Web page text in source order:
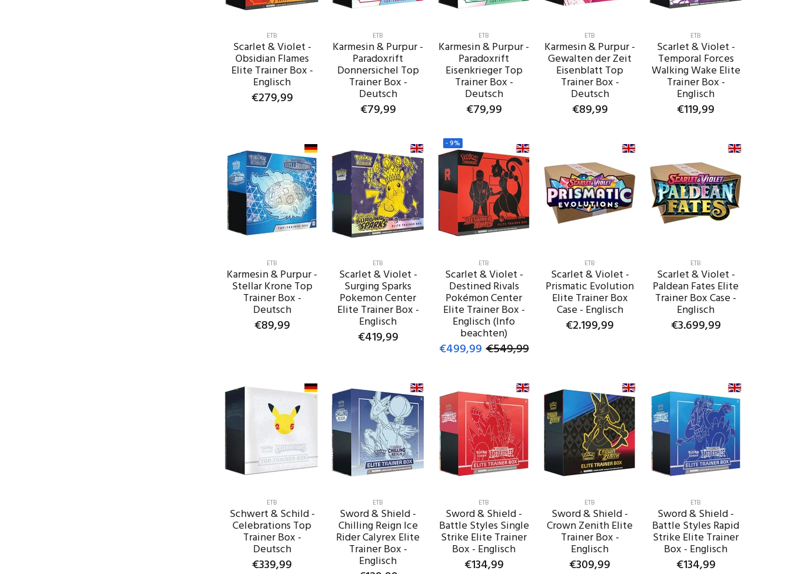
ETB
Scarlet & Violet -
Obsidian Flames
Elite Trainer Box -
Englisch
€279,99
ETB
Karmesin & Purpur -
Paradoxrift
Donnersichel Top
Trainer Box -
Deutsch
€79,99
ETB
Karmesin & Purpur -
Paradoxrift
Eisenkrieger Top
Trainer Box -
Deutsch
€79,99
WARENKORB
ETB
Karmesin & Purpur -
Gewalten der Zeit
Eisenblatt Top
Trainer Box -
Deutsch
€89,99
ETB
Scarlet & Violet -
Temporal Forces
Walking Wake Elite
Trainer Box -
Englisch
€119,99
ETB
Karmesin & Purpur -
Stellar Krone Top
Trainer Box -
Deutsch
€89,99
ETB
Scarlet & Violet -
Surging Sparks
Pokemon Center
Elite Trainer Box -
Englisch
€419,99
-9%
ETB
Scarlet & Violet -
Destined Rivals
Pokémon Center
Elite Trainer Box -
Englisch (Info
beachten)
€499,99 €549,99
ETB
Scarlet & Violet -
Prismatic Evolution
Elite Trainer Box
Case - Englisch
€2.199,99
ETB
Scarlet & Violet -
Paldean Fates Elite
Trainer Box Case -
Englisch
€3.699,99
ETB
Schwert & Schild -
Celebrations Top
Trainer Box -
Deutsch
€339,99
ETB
Sword & Shield -
Chilling Reign Ice
Rider Calyrex Elite
Trainer Box -
Englisch
ETB
Sword & Shield -
Battle Styles Single
Strike Elite Trainer
Box - Englisch
€134,99
ETB
Sword & Shield -
Crown Zenith Elite
Trainer Box -
Englisch
€309,99
ETB
Sword & Shield -
Battle Styles Rapid
Strike Elite Trainer
Box - Englisch
€134,99